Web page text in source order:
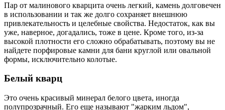
Пар от малинового кварцита очень легкий, камень долговечен
в использовании и так же долго сохраняет внешнюю
привлекательность и целебные свойства. Недостаток, как вы
уже, наверное, догадались, тоже в цене. Кроме того, из-за
высокой плотности его сложно обрабатывать, поэтому вы не
найдете порфировые камни для бани круглой или овальной
формы, исключительно колотые.
Белый кварц
Это очень красивый минерал белого цвета, иногда
полупрозрачный. Его еще называют "жарким льдом",